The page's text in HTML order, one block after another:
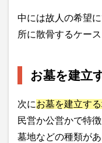
中には故人の希望
所に散骨するケース
お墓を建立
次にお墓を建立す
民営か公営かで特
墓地などの種類があ